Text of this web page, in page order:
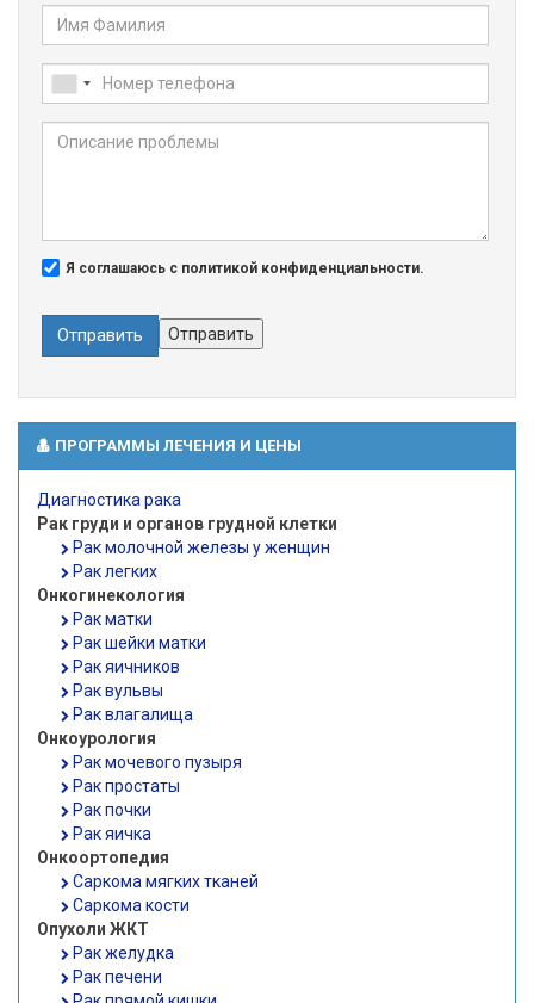
Я соглашаюсь с политикой конфиденциальности.
Отправить Отправить
ПРОГРАММЫ ЛЕЧЕНИЯ И ЦЕНЫ
Диагностика рака
Рак груди и органов грудной клетки
Рак молочной железы у женщин
Рак легких
Онкогинекология
Рак матки
Рак шейки матки
Рак яичников
Рак вульвы
Рак влагалища
Онкоурология
Рак мочевого пузыря
Рак простаты
Рак почки
Рак яичка
Онкоортопедия
Саркома мягких тканей
Саркома кости
Опухоли ЖКТ
Рак желудка
Рак печени